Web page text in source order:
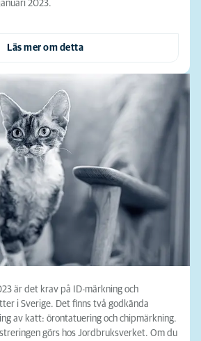
2023.
Läs mer om detta
är det krav på ID-märkning och
i Sverige. Det finns två godkända
av katt: örontatuering och chipmärkning.
görs hos Jordbruksverket. Om du